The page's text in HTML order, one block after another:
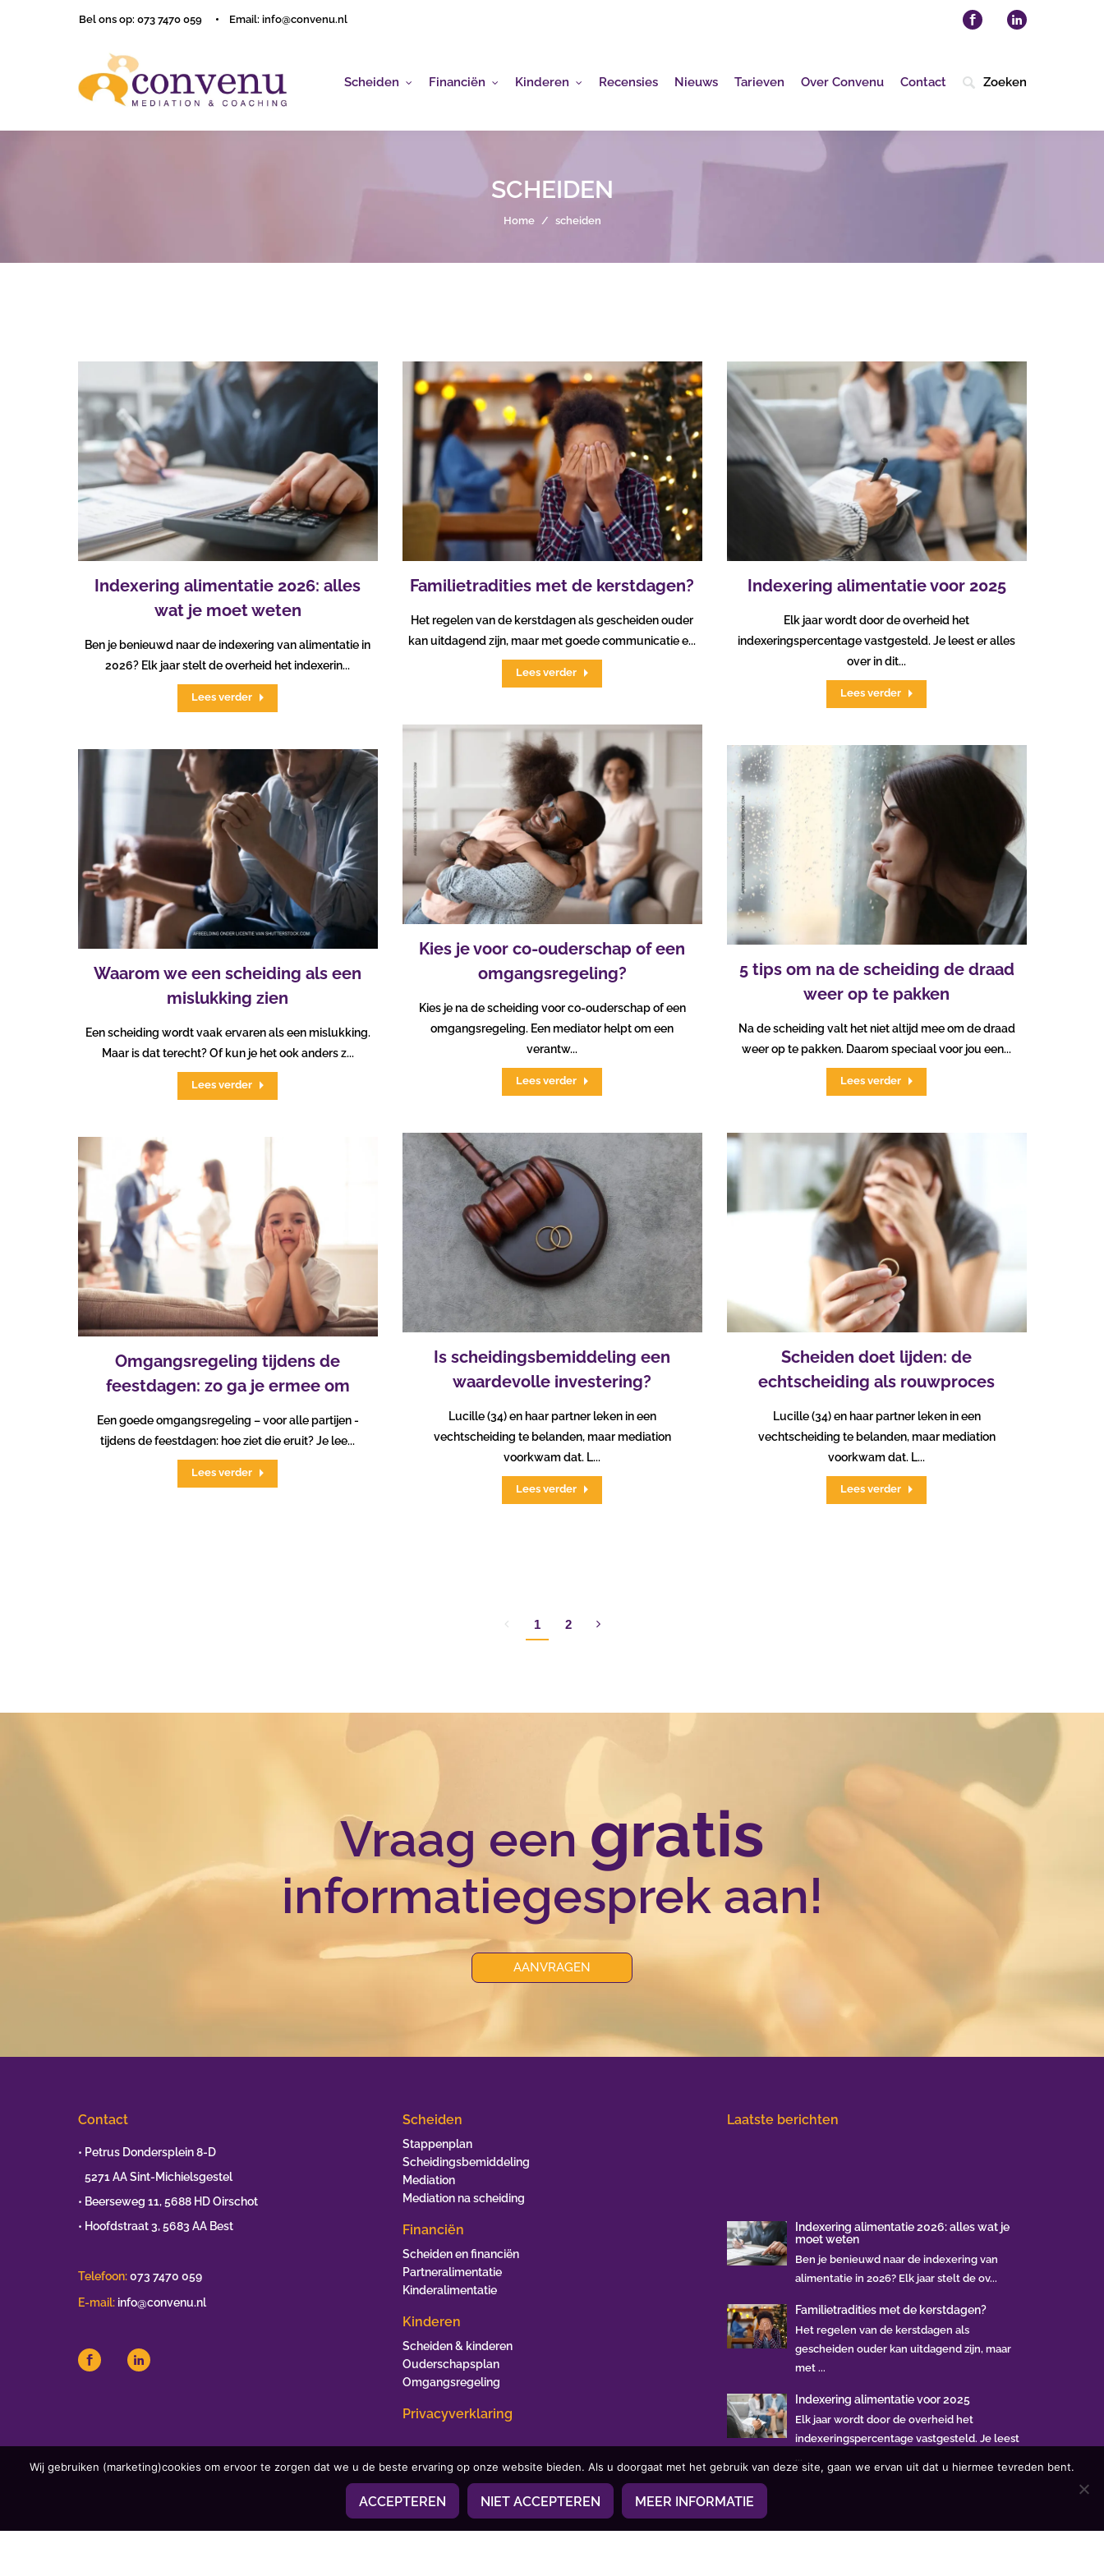
Bel ons op: 073 7470 059 Email: info@convenu.nl
Scheiden Financiën Kinderen Recensies Nieuws Tarieven Over Convenu Contact
SCHEIDEN
Home / scheiden
Indexering alimentatie 2026: alles
wat je moet weten
Ben je benieuwd naar de indexering van alimentatie in
2026? Elk jaar stelt de overheid het indexerin...
Lees verder
Familietradities met de kerstdagen?
Het regelen van de kerstdagen als gescheiden ouder
kan uitdagend zijn, maar met goede communicatie e...
Lees verder
Indexering alimentatie voor 2025
Elk jaar wordt door de overheid het
indexeringspercentage vastgesteld. Je leest er alles
over in dit...
Lees verder
Kies je voor co-ouderschap of een
omgangsregeling?
Kies je na de scheiding voor co-ouderschap of een
omgangsregeling. Een mediator helpt om een
verantw...
Lees verder
5 tips om na de scheiding de draad
weer op te pakken
Na de scheiding valt het niet altijd mee om de draad
weer op te pakken. Daarom speciaal voor jou een...
Lees verder
Waarom we een scheiding als een
mislukking zien
Een scheiding wordt vaak ervaren als een mislukking.
Maar is dat terecht? Of kun je het ook anders z...
Lees verder
Is scheidingsbemiddeling een
waardevolle investering?
Lucille (34) en haar partner leken in een
vechtscheiding te belanden, maar mediation
voorkwam dat. L...
Lees verder
Scheiden doet lijden: de
echtscheiding als rouwproces
Lucille (34) en haar partner leken in een
vechtscheiding te belanden, maar mediation
voorkwam dat. L...
Lees verder
Omgangsregeling tijdens de
feestdagen: zo ga je ermee om
Een goede omgangsregeling – voor alle partijen -
tijdens de feestdagen: hoe ziet die eruit? Je lee...
Lees verder
1 2
Vraag eengratis
informatiegesprek aan!
AANVRAGEN
Contact
• Petrus Dondersplein 8-D
5271 AA Sint-Michielsgestel
• Beerseweg 11, 5688 HD Oirschot
• Hoofdstraat 3, 5683 AA Best
Telefoon: 073 7470 059
E-mail: info@convenu.nl
Scheiden
Stappenplan
Scheidingsbemiddeling
Mediation
Mediation na scheiding
Financiën
Scheiden en financiën
Partneralimentatie
Kinderalimentatie
Kinderen
Scheiden & kinderen
Ouderschapsplan
Omgangsregeling
Privacyverklaring
Laatste berichten
Indexering alimentatie 2026: alles wat je
moet weten
Ben je benieuwd naar de indexering van
alimentatie in 2026? Elk jaar stelt de ov...
Familietradities met de kerstdagen?
Het regelen van de kerstdagen als
gescheiden ouder kan uitdagend zijn, maar
met ...
Indexering alimentatie voor 2025
Elk jaar wordt door de overheid het
indexeringspercentage vastgesteld. Je leest
...
Wij gebruiken (marketing)cookies om ervoor te zorgen dat we u de beste ervaring op onze website bieden. Als u doorgaat met het gebruik van deze site, gaan we ervan uit dat u hiermee tevreden bent.
ACCEPTEREN NIET ACCEPTEREN MEER INFORMATIE